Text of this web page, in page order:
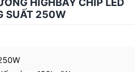
HIGHBAY CHIP LED
SUẤT 250W